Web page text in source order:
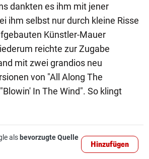
dankten es ihm mit jener
ihm selbst nur durch kleine Risse
Künstler-Mauer
reichte zur Zugabe
mit zwei grandios neu
von "All Along The
In The Wind". So klingt
als bevorzugte Quelle
Hinzufügen